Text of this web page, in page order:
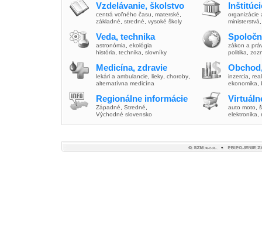
Vzdelávanie, školstvo
centrá voľného času materské
základné
stredné vysoké školy
Veda, technika
astronómia
ekológia
história
technika slovníky
Medicína, zdravie
lekári a ambulancie lieky choroby
alternatívna medicína
Regionálne informácie
Západné Stredné
Východné slovensko
organizácie
ministerstvá
zákon a
politika
inzercia
ekonomika
auto moto
elektronika,